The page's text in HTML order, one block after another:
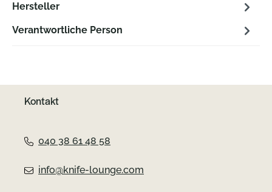
Hersteller
Verantwortliche Person
Kontakt
040 38 61 48 58
info@knife-lounge.com